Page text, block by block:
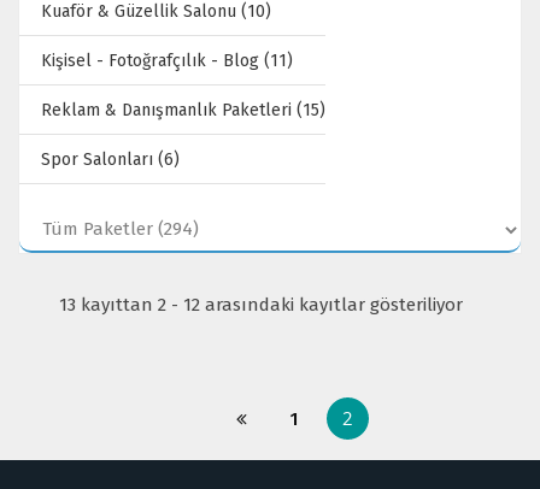
Kuaför & Güzellik Salonu (10)
Kişisel - Fotoğrafçılık - Blog (11)
Reklam & Danışmanlık Paketleri (15)
Spor Salonları (6)
13 kayıttan 2 - 12 arasındaki kayıtlar gösteriliyor
1 2